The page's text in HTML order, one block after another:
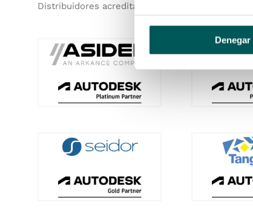
Denegar
Distribuidores acreditados de Autodesk, nivel